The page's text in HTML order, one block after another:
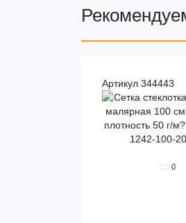
Артикул 344443
0